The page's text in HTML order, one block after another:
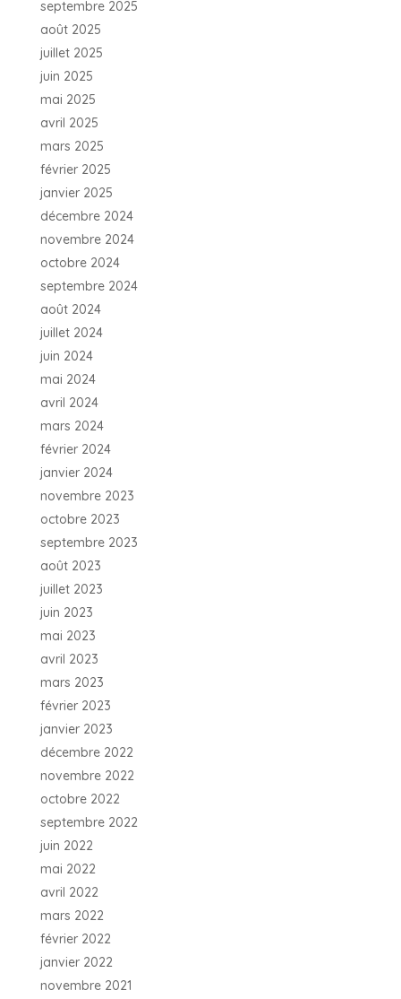
septembre 2025
août 2025
juillet 2025
juin 2025
mai 2025
avril 2025
mars 2025
février 2025
janvier 2025
décembre 2024
novembre 2024
octobre 2024
septembre 2024
août 2024
juillet 2024
juin 2024
mai 2024
avril 2024
mars 2024
février 2024
janvier 2024
novembre 2023
octobre 2023
septembre 2023
août 2023
juillet 2023
juin 2023
mai 2023
avril 2023
mars 2023
février 2023
janvier 2023
décembre 2022
novembre 2022
octobre 2022
septembre 2022
juin 2022
mai 2022
avril 2022
mars 2022
février 2022
janvier 2022
novembre 2021